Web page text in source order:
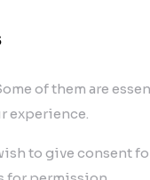
of them are
experience.
to give consent